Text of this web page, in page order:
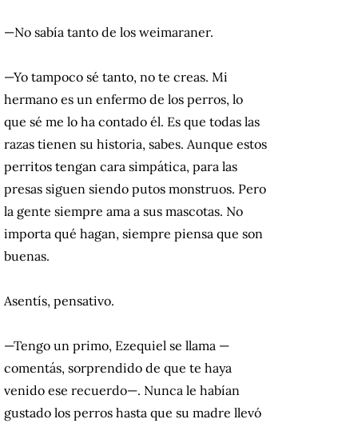
—No sabía tanto de los weimaraner.
—Yo tampoco sé tanto, no te creas. Mi
hermano es un enfermo de los perros, lo
que sé me lo ha contado él. Es que todas las
razas tienen su historia, sabes. Aunque estos
perritos tengan cara simpática, para las
presas siguen siendo putos monstruos. Pero
la gente siempre ama a sus mascotas. No
importa qué hagan, siempre piensa que son
buenas.
Asentís, pensativo.
—Tengo un primo, Ezequiel se llama —
comentás, sorprendido de que te haya
venido ese recuerdo—. Nunca le habían
gustado los perros hasta que su madre llevó